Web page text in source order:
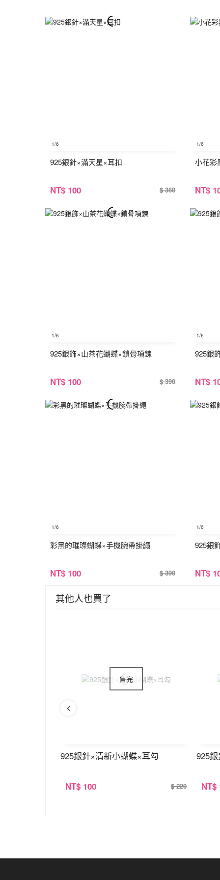
1/6
925銀針×滿天星×耳扣
NT$ 100 $ 360
1/6
小花彩
NT$
1/6
925銀飾×山茶花蝴蝶×鎖骨項鍊
NT$ 100 $ 390
1/6
925銀
NT$
1/6
彩黑的璀璨蝴蝶×手機腕帶掛繩
NT$ 100 $ 390
1/6
925銀
NT$
其他人也買了
925銀針×清新小蝴蝶×耳勾
NT$ 100 $ 220
925
NT$